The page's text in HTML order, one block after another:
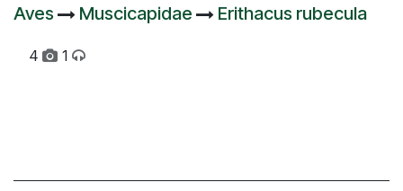
Aves Muscicapidae Erithacus rubecula
4 1